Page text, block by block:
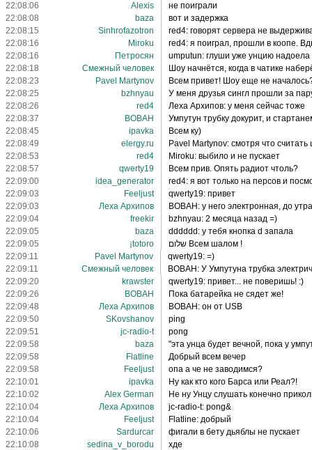
22:08:06
Alexis
не поиграли
22:08:08
baza
вот и задержка
22:08:15
Sinhrofazotron
red4: говорят сервера не
22:08:16
Miroku
red4: я поиграл, прошли в коопе.
22:08:16
Петросян
umputun: глуши уже унцию надоела
22:08:18
Смежный человек
Шоу начнётся, когда в чатике
22:08:23
Pavel Martynov
Всем привет! Шоу еще не
22:08:25
bzhnyau
У меня друзья сингл прошли за
22:08:26
red4
Леха Архипов: у меня сейчас тоже
22:08:37
BOBAH
Умпутун трубку докурит, и
22:08:45
ipavka
Всем ку)
22:08:49
elergy.ru
Pavel Martynov: смотря что считать
22:08:53
red4
Miroku: выбило и не пускает
22:08:57
qwerty19
Всем прив. Опять радиот чтоль?
22:09:00
idea_generator
red4: я вот только на персов и
22:09:03
Feeljust
qwerty19: привет
22:09:03
Леха Архипов
BOBAH: у него электронная, до
22:09:04
freekir
bzhnyau: 2 месяца назад =)
22:09:05
baza
dddddd: у тебя кнопка d запала
22:09:05
¡totoro
שלום Всем шалом !
22:09:11
Pavel Martynov
qwerty19: =)
22:09:11
Смежный человек
BOBAH: У Умпутуна трубка
22:09:20
krawster
qwerty19: привет... не поверишь! :)
22:09:26
BOBAH
Пока батарейка не сядет же!
22:09:48
Леха Архипов
BOBAH: он от USB
22:09:50
SKovshanov
ping
22:09:51
jc-radio-t
pong
22:09:58
baza
"эта унца будет вечной, пока у
22:09:58
Flatline
Добрый всем вечер
22:09:58
Feeljust
опа а че не заводимся?
22:10:01
ipavka
Ну как кто кого Барса или Реал?!
22:10:02
Alex German
Не ну Унцу слушать конечно
22:10:04
Леха Архипов
jc-radio-t: pong&
22:10:04
Feeljust
Flatline: добрый
22:10:06
Sardurcar
фигали в бету дьяблы не пускает
22:10:08
sedina_v_borodu
хде